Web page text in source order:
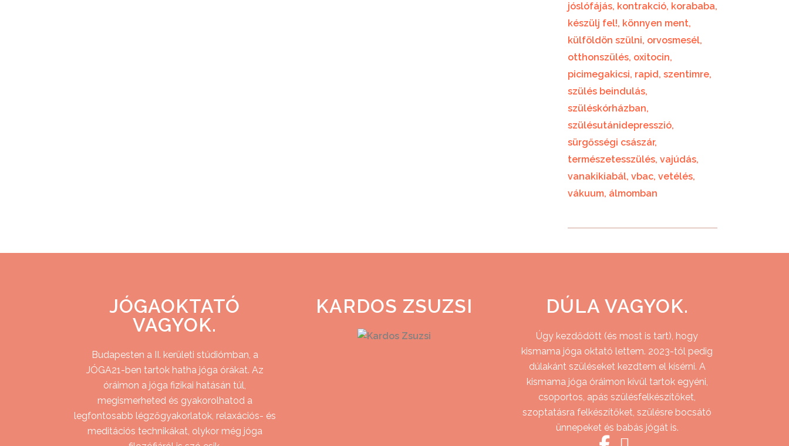
jóslófájás kontrakció korababa
készülj fel! könnyen ment
külföldön szülni orvosmesél
otthonszülés oxitocin
picimegakicsi rapid szentimre
szülés beindulás
szüléskórházban
szülésutánidepresszió
sürgősségi császár
természetesszülés vajúdás
vanakikiabál vbac vetélés
vákuum álmomban
JÓGAOKTATÓ
VAGYOK.
Budapesten a II. kerületi stúdiómban, a
JÓGA21-ben tartok hatha jóga órákat. Az
óráimon a jóga fizikai hatásán túl,
megismerheted és gyakorolhatod a
legfontosabb légzőgyakorlatok, relaxációs- és
meditációs technikákat, olykor még jóga
KARDOS ZSUZSI DÚLA VAGYOK.
Úgy kezdődött (és most is tart), hogy
kismama jóga oktató lettem. 2023-tól pedig
dúlakánt szüléseket kezdtem el kísérni. A
kismama jóga óráimon kívül tartok egyéni,
csoportos, apás szülésfelkészítőket,
szoptatásra felkészítőket, szülésre bocsátó
ünnepeket és babás jógát is.